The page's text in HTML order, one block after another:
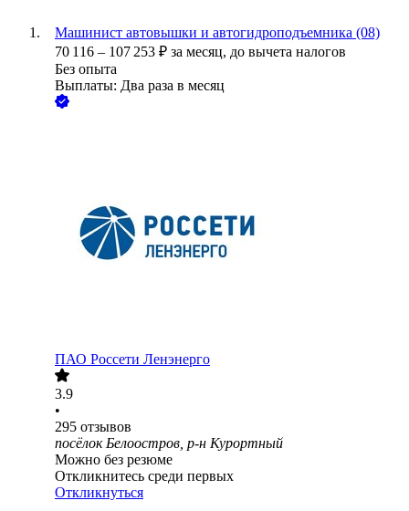
Машинист автовышки и автогидроподъемника (08)
70 116 – 107 253 ₽ за месяц, до вычета налогов
Без опыта
Выплаты: Два раза в месяц
ПАО Россети Ленэнерго
3.9
•
295 отзывов
посёлок Белоостров, р-н Курортный
Можно без резюме
Откликнитесь среди первых
Откликнуться